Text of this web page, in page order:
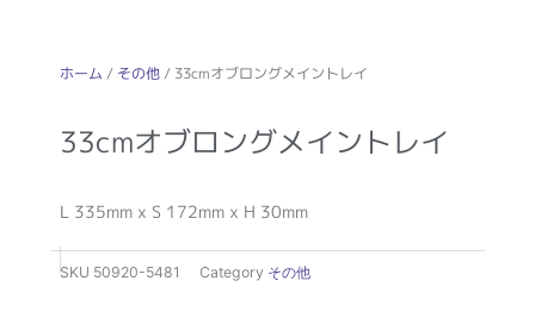
ホーム / その他/ 33cmオブロングメイントレイ
33cmオブロングメイントレイ
L 335mm x S 172mm x H 30mm
SKU 50920-5481 Category その他